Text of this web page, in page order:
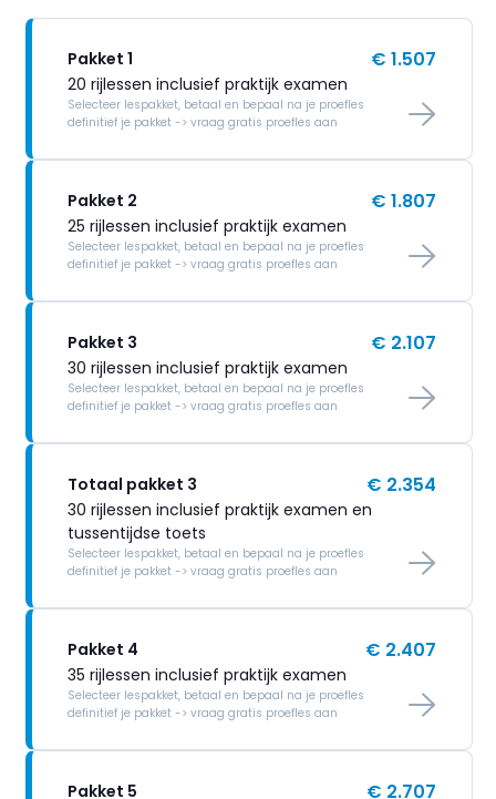
Pakket 1 € 1.507
20 rijlessen inclusief praktijk examen
Selecteer lespakket, betaal en bepaal na je proefles
definitief je pakket -> vraag gratis proefles aan
Pakket 2 € 1.807
25 rijlessen inclusief praktijk examen
Selecteer lespakket, betaal en bepaal na je proefles
definitief je pakket -> vraag gratis proefles aan
Pakket 3 € 2.107
30 rijlessen inclusief praktijk examen
Selecteer lespakket, betaal en bepaal na je proefles
definitief je pakket -> vraag gratis proefles aan
Totaal pakket 3 € 2.354
30 rijlessen inclusief praktijk examen en
tussentijdse toets
Selecteer lespakket, betaal en bepaal na je proefles
definitief je pakket -> vraag gratis proefles aan
Pakket 4 € 2.407
35 rijlessen inclusief praktijk examen
Selecteer lespakket, betaal en bepaal na je proefles
definitief je pakket -> vraag gratis proefles aan
Pakket 5 € 2.707